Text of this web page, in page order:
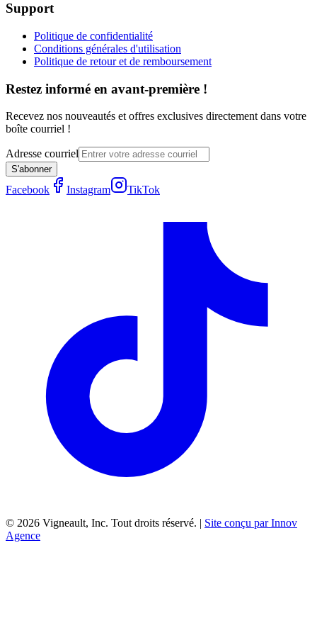
Support
Politique de confidentialité
Conditions générales d'utilisation
Politique de retour et de remboursement
Restez informé en avant-première !
Recevez nos nouveautés et offres exclusives directement dans votre
boîte courriel !
Adresse courriel
S'abonner
Facebook Instagram TikTok
© 2026 Vigneault, Inc. Tout droits réservé. | Site conçu par Innov
Agence